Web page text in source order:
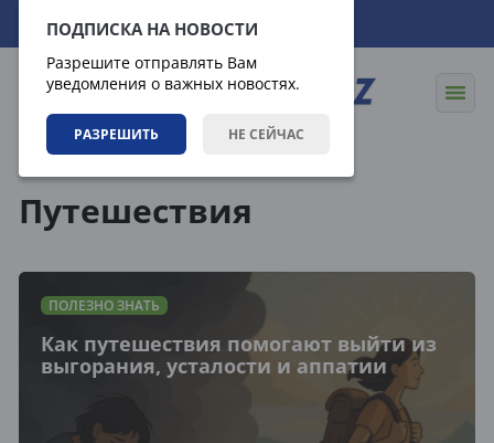
ПОДПИСКА НА НОВОСТИ
Разрешите отправлять Вам
уведомления о важных новостях.
РАЗРЕШИТЬ НЕ СЕЙЧАС
06.08.2026 22:42:22
Путешествия
ПОЛЕЗНО ЗНАТЬ
Как путешествия помогают выйти из
выгорания, усталости и аппатии